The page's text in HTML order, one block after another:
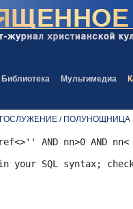
Библиотека Мультимедиа
/ ПОЛУНОЩНИЦА
href<>'' AND nn>0 AND